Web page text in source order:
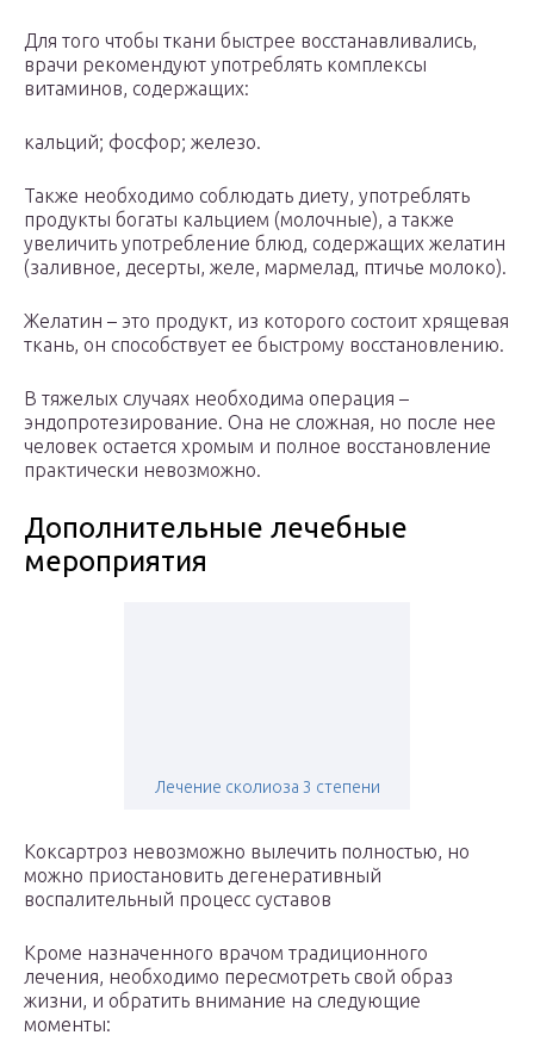
Для того чтобы ткани быстрее восстанавливались,
врачи рекомендуют употреблять комплексы
витаминов, содержащих:
кальций; фосфор; железо.
Также необходимо соблюдать диету, употреблять
продукты богаты кальцием (молочные), а также
увеличить употребление блюд, содержащих желатин
(заливное, десерты, желе, мармелад, птичье молоко).
Желатин – это продукт, из которого состоит хрящевая
ткань, он способствует ее быстрому восстановлению.
В тяжелых случаях необходима операция –
эндопротезирование. Она не сложная, но после нее
человек остается хромым и полное восстановление
практически невозможно.
Дополнительные лечебные
мероприятия
Лечение сколиоза 3 степени
Коксартроз невозможно вылечить полностью, но
можно приостановить дегенеративный
воспалительный процесс суставов
Кроме назначенного врачом традиционного
лечения, необходимо пересмотреть свой образ
жизни, и обратить внимание на следующие
моменты: